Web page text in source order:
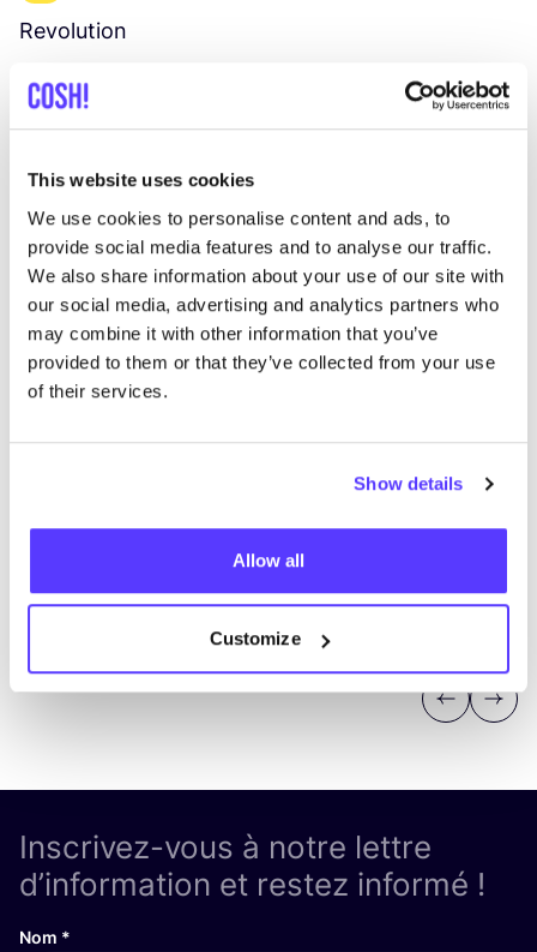
This website uses cookies
We use cookies to personalise content and ads, to
provide social media features and to analyse our traffic.
We also share information about your use of our site with
our social media, advertising and analytics partners who
may combine it with other information that you’ve
provided to them or that they’ve collected from your use
of their services.
Show details
Allow all
Customize
Revolution
Vêtements
Previous
Next
Inscrivez-vous à notre lettre
d’information et restez informé !
Nom *